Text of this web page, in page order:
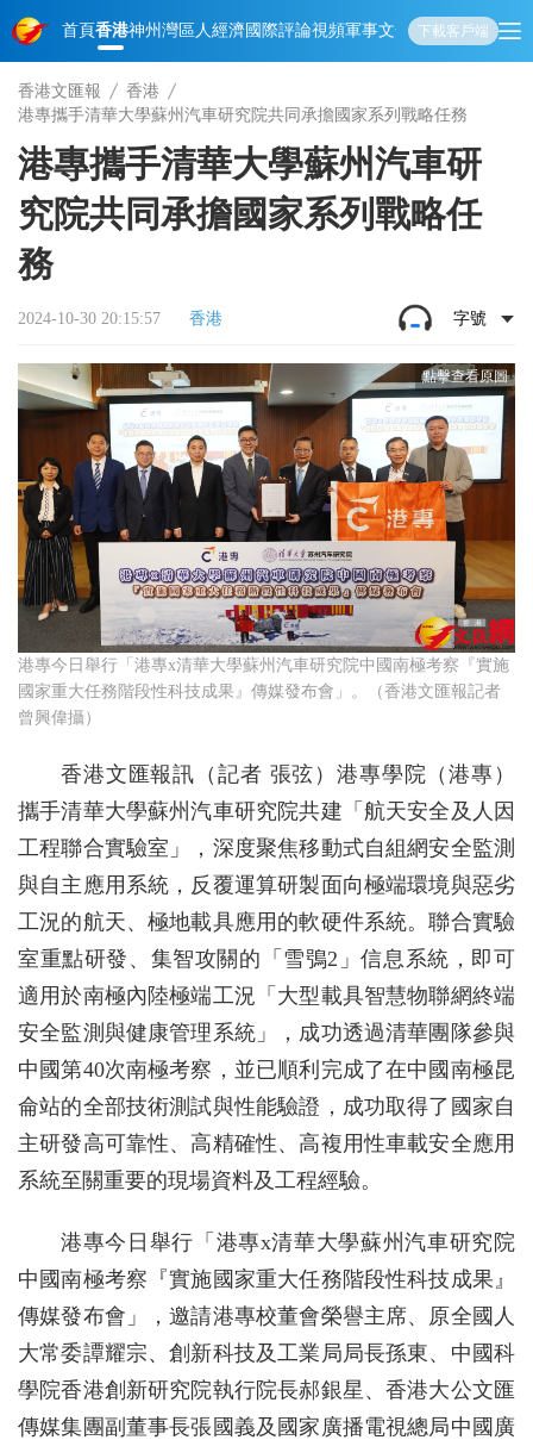
首頁香港神州 灣區人經濟國際評論視頻軍事文化 娛樂生活教育體
下載客戶端
香港文匯報
香港
港專攜手清華大學蘇州汽車研究院共同承擔國家系列戰略任務
港專攜手清華大學蘇州汽車研
究院共同承擔國家系列戰略任
務
2024-10-30 20:15:57 香港 字號
港專今日舉行「港專x清華大學蘇州汽車研究院中國南極考察『實施
國家重大任務階段性科技成果』傳媒發布會」。（香港文匯報記者
曾興偉攝）
香港文匯報訊（記者 張弦）港專學院（港專）
攜手清華大學蘇州汽車研究院共建「航天安全及人因
工程聯合實驗室」，深度聚焦移動式自組網安全監測
與自主應用系統，反覆運算研製面向極端環境與惡劣
工況的航天、極地載具應用的軟硬件系統。聯合實驗
室重點研發、集智攻關的「雪鴞2」信息系統，即可
適用於南極內陸極端工況「大型載具智慧物聯網終端
安全監測與健康管理系統」，成功透過清華團隊參與
中國第40次南極考察，並已順利完成了在中國南極昆
侖站的全部技術測試與性能驗證，成功取得了國家自
主研發高可靠性、高精確性、高複用性車載安全應用
系統至關重要的現場資料及工程經驗。
港專今日舉行「港專x清華大學蘇州汽車研究院
中國南極考察『實施國家重大任務階段性科技成果』
傳媒發布會」，邀請港專校董會榮譽主席、原全國人
大常委譚耀宗、創新科技及工業局局長孫東、中國科
學院香港創新研究院執行院長郝銀星、香港大公文匯
傳媒集團副董事長張國義及國家廣播電視總局中國廣